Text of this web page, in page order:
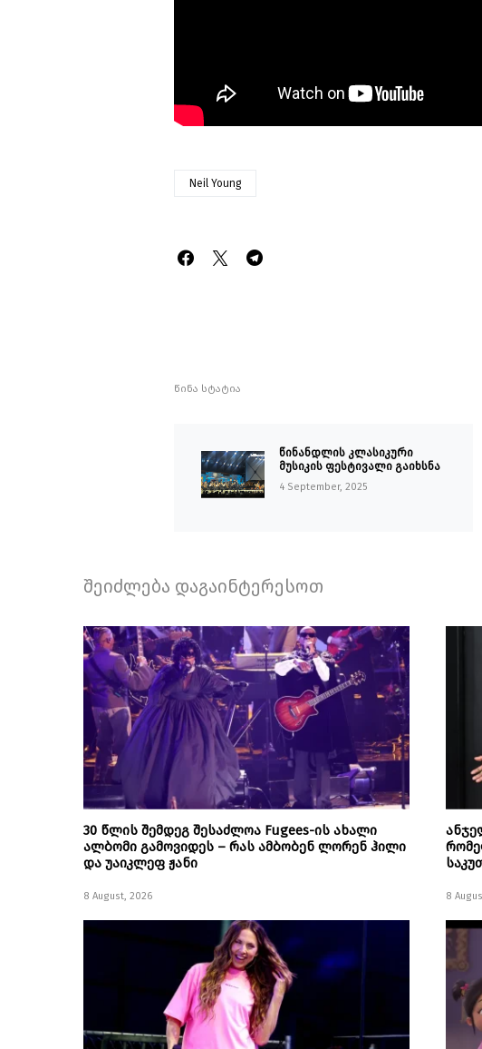
Neil Young
წინა სტატია
წინანდლის კლასიკური
მუსიკის ფესტივალი გაიხსნა
4 September, 2025
შეიძლება დაგაინტერესოთ
30 წლის შემდეგ შესაძლოა Fugees-ის ახალი
ალბომი გამოვიდეს – რას ამბობენ ლორენ ჰილი
და უაიკლეფ ჟანი
8 August, 2026 8